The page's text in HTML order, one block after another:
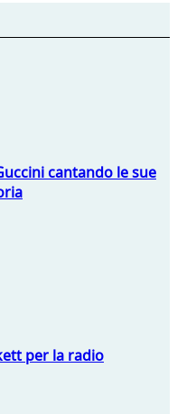
cantando le sue
per la radio